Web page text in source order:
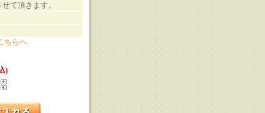
て頂きます。
ちらへ
)